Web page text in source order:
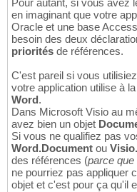
Pour autant, si vous avez
en imaginant que votre
Oracle et une base
besoin des deux
priorités de références.
C'est pareil si vous
votre application utilise à
Word .
Dans Microsoft Visio au
avez bien un objet
Si vous ne qualifiez pas
Word.Document ou
des références (parce
ne pourriez pas appliquer
objet et c'est pour ça qu'il